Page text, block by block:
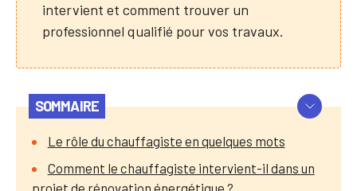
intervient et comment trouver un
professionnel qualifié pour vos travaux.
SOMMAIRE
Le rôle du chauffagiste en quelques mots
Comment le chauffagiste intervient-il dans un
projet de rénovation énergétique ?